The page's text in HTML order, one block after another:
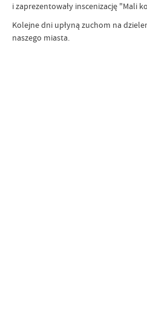
i zaprezentowały inscenizację "Mali
Kolejne dni upłyną zuchom na
naszego miasta.